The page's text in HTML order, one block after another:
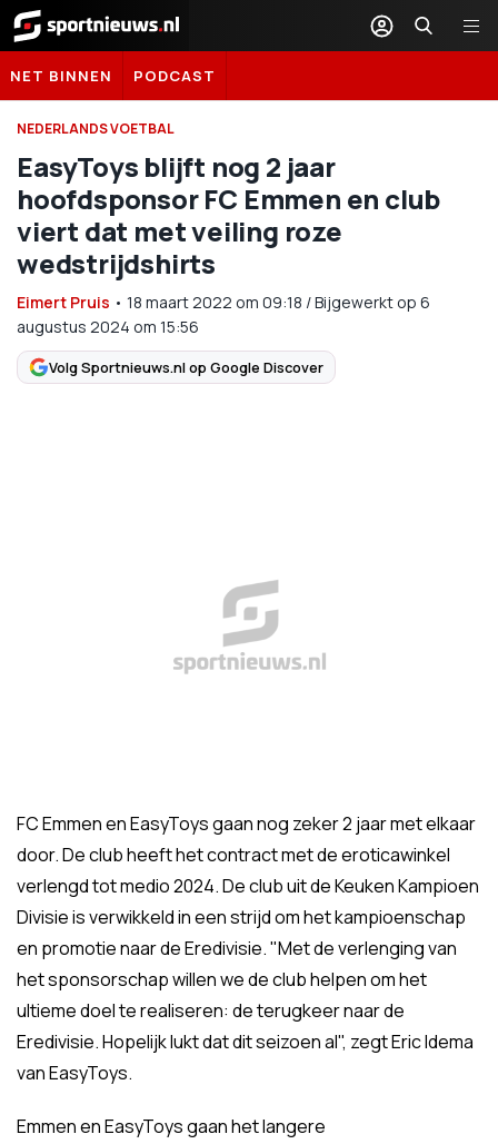
Sportnieuws.nl
NET BINNEN PODCAST
NEDERLANDS VOETBAL
EasyToys blijft nog 2 jaar
hoofdsponsor FC Emmen en club
viert dat met veiling roze
wedstrijdshirts
Eimert Pruis • 18 maart 2022 om 09:18 /Bijgewerkt op 6
augustus 2024 om 15:56
Volg Sportnieuws.nl op Google Discover
FC Emmen en EasyToys gaan nog zeker 2 jaar met elkaar
door. De club heeft het contract met de eroticawinkel
verlengd tot medio 2024. De club uit de Keuken Kampioen
Divisie is verwikkeld in een strijd om het kampioenschap
en promotie naar de Eredivisie. "Met de verlenging van
het sponsorschap willen we de club helpen om het
ultieme doel te realiseren: de terugkeer naar de
Eredivisie. Hopelijk lukt dat dit seizoen al", zegt Eric Idema
van EasyToys.
Emmen en EasyToys gaan het langere